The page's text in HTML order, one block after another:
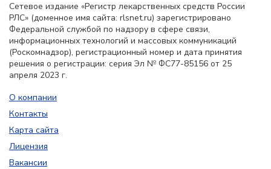
Сетевое издание «Регистр лекарственных средств России
РЛС» (доменное имя сайта: rlsnet.ru) зарегистрировано
Федеральной службой по надзору в сфере связи,
информационных технологий и массовых коммуникаций
(Роскомнадзор), регистрационный номер и дата принятия
решения о регистрации: серия Эл № ФС77-85156 от 25
апреля 2023 г.
О компании
Контакты
Карта сайта
Лицензия
Вакансии